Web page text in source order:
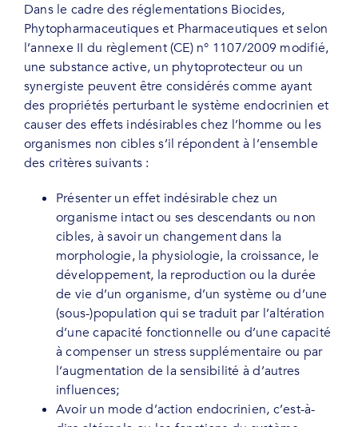
Dans le cadre des réglementations Biocides,
Phytopharmaceutiques et Pharmaceutiques et selon
l’annexe II du règlement (CE) n° 1107/2009 modifié,
une substance active, un phytoprotecteur ou un
synergiste peuvent être considérés comme ayant
des propriétés perturbant le système endocrinien et
causer des effets indésirables chez l’homme ou les
organismes non cibles s’il répondent à l’ensemble
des critères suivants :
Présenter un effet indésirable chez un
organisme intact ou ses descendants ou non
cibles, à savoir un changement dans la
morphologie, la physiologie, la croissance, le
développement, la reproduction ou la durée
de vie d’un organisme, d’un système ou d’une
(sous-)population qui se traduit par l’altération
d’une capacité fonctionnelle ou d’une capacité
à compenser un stress supplémentaire ou par
l’augmentation de la sensibilité à d’autres
influences;
Avoir un mode d’action endocrinien, c’est-à-